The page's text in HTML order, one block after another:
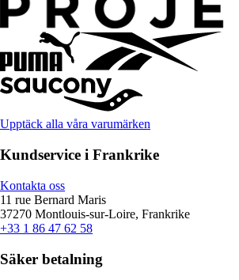
Upptäck alla våra varumärken
Kundservice i Frankrike
Kontakta oss
11 rue Bernard Maris
37270 Montlouis-sur-Loire, Frankrike
+33 1 86 47 62 58
Säker betalning